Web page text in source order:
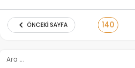
ÖNCEKI SAYFA 140